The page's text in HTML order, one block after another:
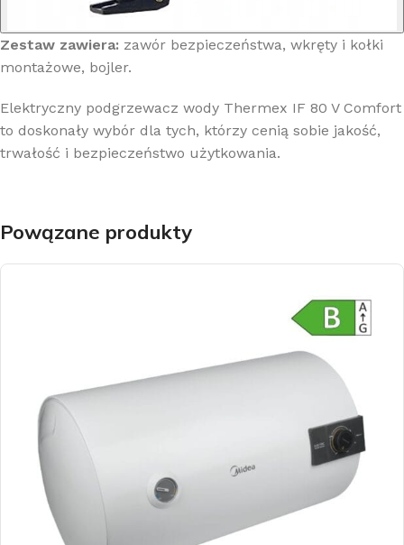
Zestaw zawiera: zawór bezpieczeństwa, wkręty i kołki
montażowe, bojler.
Elektryczny podgrzewacz wody Thermex IF 80 V Comfort
to doskonały wybór dla tych, którzy cenią sobie jakość,
trwałość i bezpieczeństwo użytkowania.
Powązane produkty